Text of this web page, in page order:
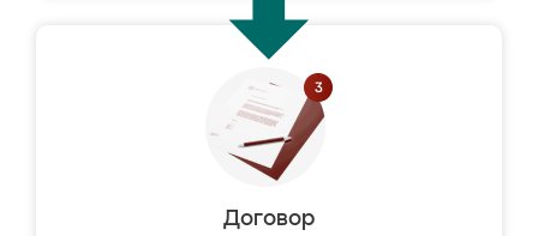
Договор